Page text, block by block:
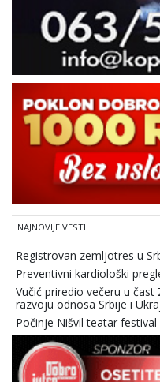
NAJNOVIJE VESTI
Registrovan zemljotres u
Preventivni kardiološki
Vučić priredio večeru u
razvoju odnosa Srbije i
Počinje Nišvil teatar festival